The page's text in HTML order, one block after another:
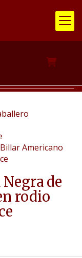
Americano
de
rodio